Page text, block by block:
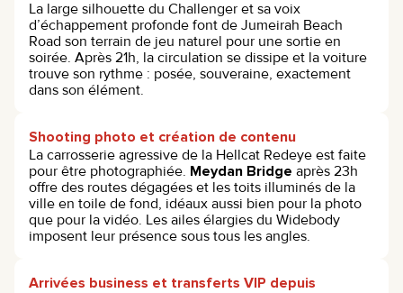
La large silhouette du Challenger et sa voix
d’échappement profonde font de Jumeirah Beach
Road son terrain de jeu naturel pour une sortie en
soirée. Après 21h, la circulation se dissipe et la voiture
trouve son rythme : posée, souveraine, exactement
dans son élément.
Shooting photo et création de contenu
La carrosserie agressive de la Hellcat Redeye est faite
pour être photographiée. Meydan Bridge après 23h
offre des routes dégagées et les toits illuminés de la
ville en toile de fond, idéaux aussi bien pour la photo
que pour la vidéo. Les ailes élargies du Widebody
imposent leur présence sous tous les angles.
Arrivées business et transferts VIP depuis